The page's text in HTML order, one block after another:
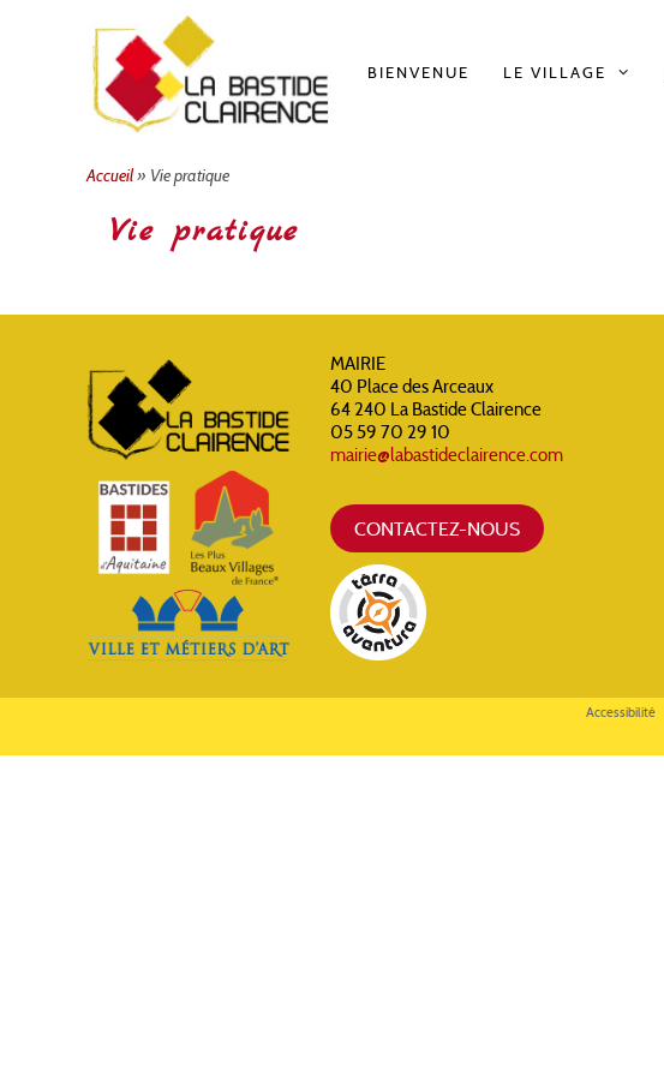
BIENVENUE LE VILLAGE
Accueil» Vie pratique
Vie pratique
MAIRIE
40 Place des Arceaux
64 240 La Bastide Clairence
05 59 70 29 10
mairie@labastideclairence.com
CONTACTEZ-NOUS
Accessibilité